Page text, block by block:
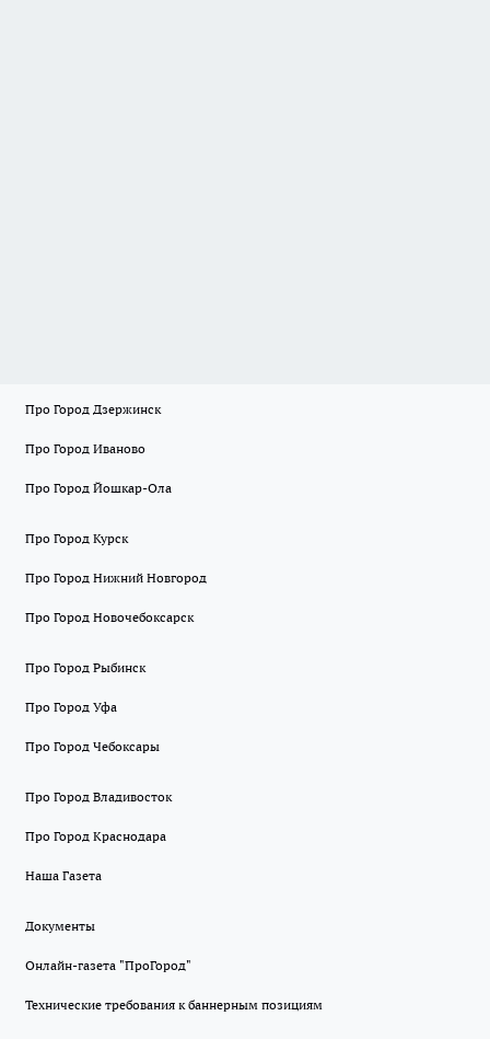
Про Город Дзержинск
Про Город Иваново
Про Город Йошкар-Ола
Про Город Курск
Про Город Нижний Новгород
Про Город Новочебоксарск
Про Город Рыбинск
Про Город Уфа
Про Город Чебоксары
Про Город Владивосток
Про Город Краснодара
Наша Газета
Документы
Онлайн-газета "ПроГород"
Технические требования к баннерным позициям